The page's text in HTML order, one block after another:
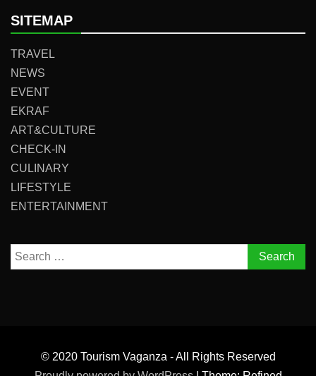
SITEMAP
TRAVEL
NEWS
EVENT
EKRAF
ART&CULTURE
CHECK-IN
CULINARY
LIFESTYLE
ENTERTAINMENT
Search
for:
© 2020 Tourism Vaganza - All Rights Reserved